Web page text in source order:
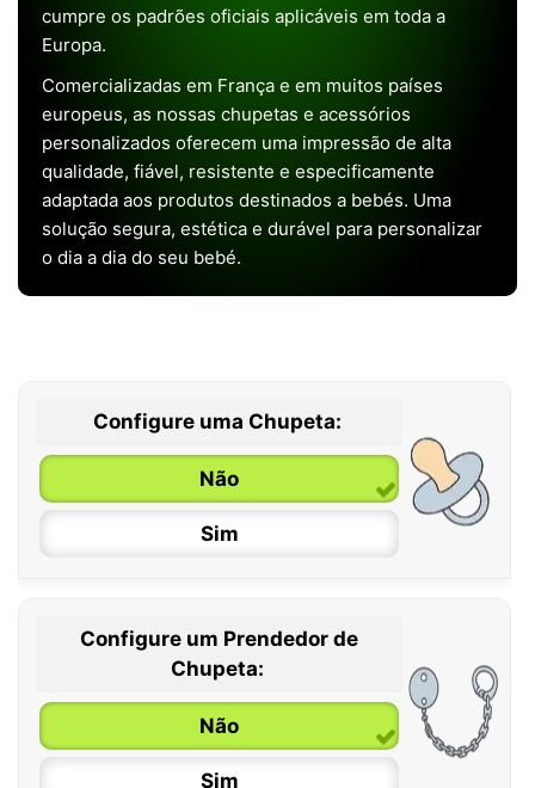
cumpre os padrões oficiais aplicáveis em toda a
Europa.
Comercializadas em França e em muitos países
europeus, as nossas chupetas e acessórios
personalizados oferecem uma impressão de alta
qualidade, fiável, resistente e especificamente
adaptada aos produtos destinados a bebés. Uma
solução segura, estética e durável para personalizar
o dia a dia do seu bebé.
Configure uma Chupeta:
Não
Sim
0 / 6 meses
6 / 36 meses
Configure um Prendedor de
Chupeta:
Não
Sim